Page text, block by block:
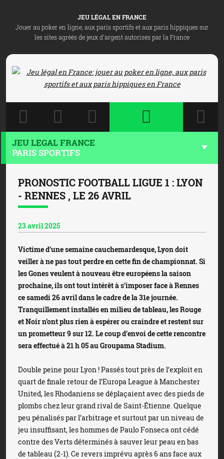
JEU LÉGAL EN FRANCE
Jouer au poker en ligne, aux paris sportifs et aux paris hippiques sur
les sites agréés de jeux d'argent autorisés par la France
JEU LEGAL FRANCE
PARIS SPORTIFS
PRONOSTIC FOOTBALL LIGUE 1 : LYON
- RENNES , LE 26 AVRIL
23 avril 2025
Victime d’une semaine cauchemardesque, Lyon doit
veiller à ne pas tout perdre en cette fin de championnat. Si
les Gones veulent à nouveau être européens la saison
prochaine, ils ont tout intérêt à s’imposer face à Rennes
ce samedi 26 avril dans le cadre de la 31e journée.
Tranquillement installés en milieu de tableau, les Rouge
et Noir n’ont plus rien à espérer ou craindre et restent sur
un prometteur 9 sur 12. Le coup d’envoi de cette rencontre
sera effectué à 21 h 05 au Groupama Stadium.
Double peine pour Lyon ! Passés tout près de l’exploit en
quart de finale retour de l’Europa League à Manchester
United, les Rhodaniens se déplaçaient avec des pieds de
plombs chez leur grand rival de Saint-Étienne. Quelque
peu pénalisés par l’arbitrage et surtout par un niveau de
jeu insuffisant, les hommes de Paulo Fonseca ont cédé
contre des Verts déterminés à sauver leur peau en bas
de tableau (2-1). Ce revers imprévu après 6 ans face aux